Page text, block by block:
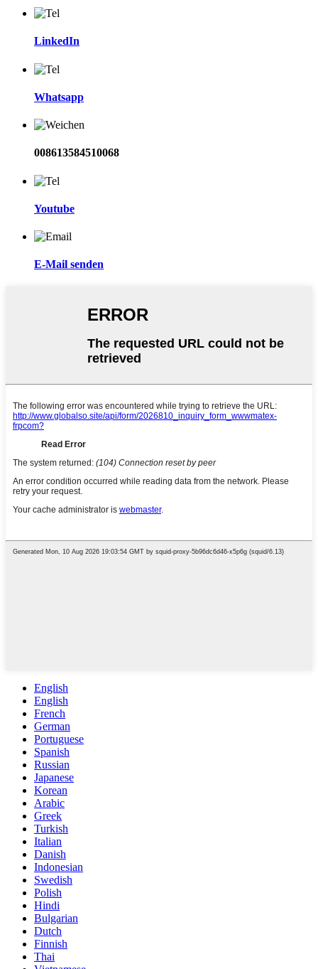
LinkedIn
Whatsapp
008613584510068
Youtube
E-Mail senden
English
English
French
German
Portuguese
Spanish
Russian
Japanese
Korean
Arabic
Greek
Turkish
Italian
Danish
Indonesian
Swedish
Polish
Hindi
Bulgarian
Dutch
Finnish
Thai